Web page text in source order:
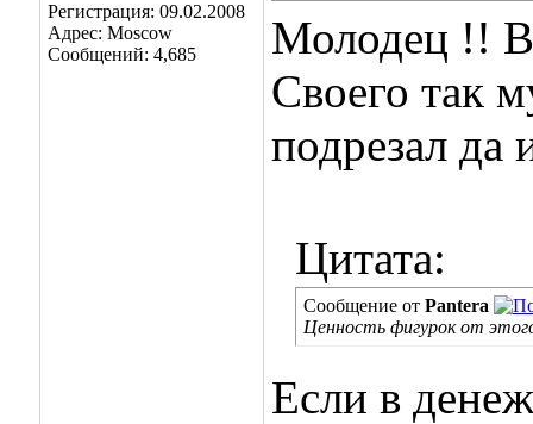
Регистрация: 09.02.2008
Адрес: Moscow
Сообщений: 4,685
Молодец !!
Своего так
подрезал да
Цитата:
Сообщение от Pantera
Ценность фигурок от
Если в